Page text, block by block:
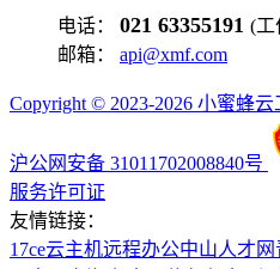
电话： 021 63355191 (工
邮箱： api@xmf.com
Copyright © 2023-2026 小蜜蜂云
沪公网安备 31011702008840号
服务许可证
友情链接：
17ce云主机远程办公中山人才网